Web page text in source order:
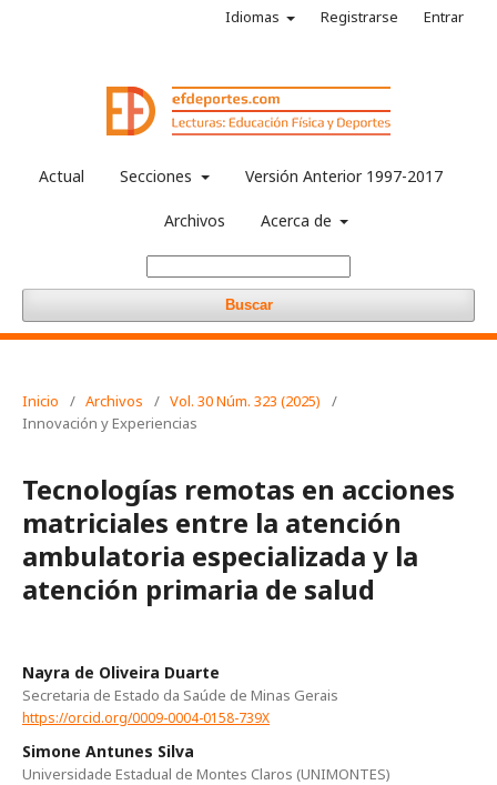
Actual Secciones Versión Anterior 1997-2017
Archivos Acerca de
Buscar
Idiomas Registrarse Entrar
Inicio / Archivos / Vol. 30 Núm. 323 (2025)
/
Innovación y Experiencias
Tecnologías remotas en acciones
matriciales entre la atención
ambulatoria especializada y la
atención primaria de salud
Nayra de Oliveira Duarte
Secretaria de Estado da Saúde de Minas Gerais
https://orcid.org/0009-0004-0158-739X
Simone Antunes Silva
Universidade Estadual de Montes Claros (UNIMONTES)